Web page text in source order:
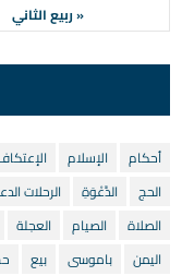
« ربيع الثاني
أحكام الإسلام
الحج
الدَّعْوَةِ الرحلات
الصلاة
الصيام العجلة
اليمن
باموسى بيع